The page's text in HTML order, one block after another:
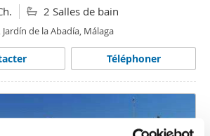
2 Salles de bain
de la Abadía, Málaga
Téléphoner